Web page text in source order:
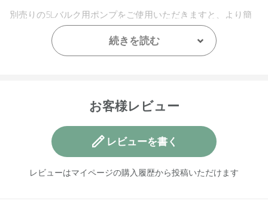
別売りの5Lバルク用ポンプをご使用いただきますと、より簡
単に詰め替えが可能となります。
【内容量】
H295×W185×D135mm
水、ビス(アシルオキシエチル)ヒドロキシエチルメチルアンモ
ニウムメトサルフェートエステルクォート、イソプロパノー
香料、パチョリ葉油、シャムアンソクコウノキ樹脂エキス、
続きを読む
お客様レビュー
レビューを書く
レビューはマイページの購入履歴から投稿いただけます